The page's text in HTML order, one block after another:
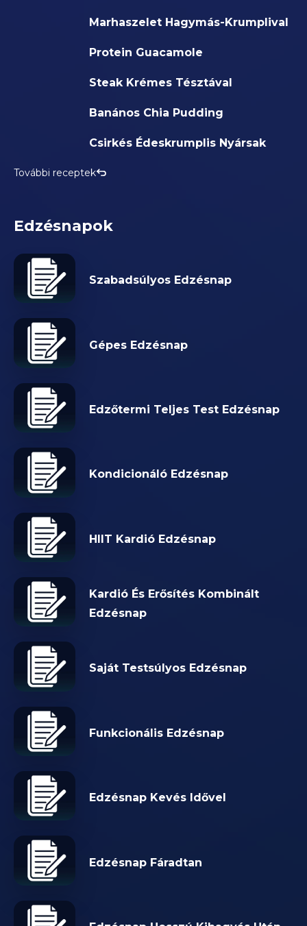
Marhaszelet Hagymás-Krumplival
Protein Guacamole
Steak Krémes Tésztával
Banános Chia Pudding
Csirkés Édeskrumplis Nyársak
További receptek
Edzésnapok
Szabadsúlyos Edzésnap
Gépes Edzésnap
Edzőtermi Teljes Test Edzésnap
Kondicionáló Edzésnap
HIIT Kardió Edzésnap
Kardió És Erősítés Kombinált
Edzésnap
Saját Testsúlyos Edzésnap
Funkcionális Edzésnap
Edzésnap Kevés Idővel
Edzésnap Fáradtan